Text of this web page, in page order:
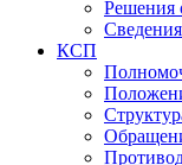
Решения
КСП